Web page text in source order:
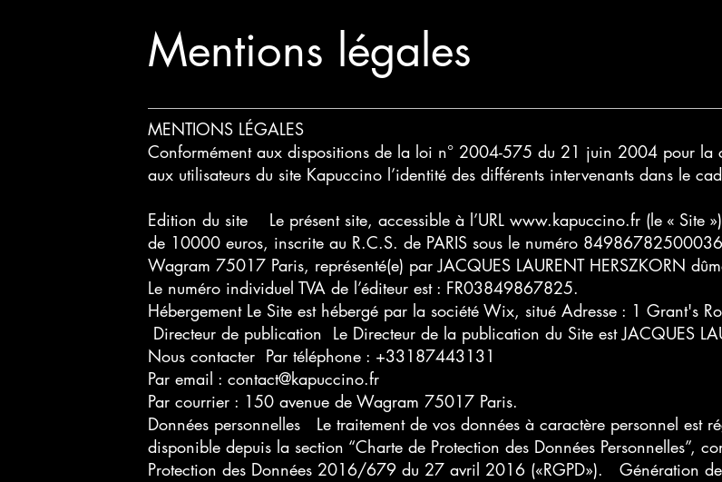
Mentions légales
MENTIONS LÉGALES
Conformément aux dispositions de la loi n° 2004-575 du 21 juin 2004 pour la
aux utilisateurs du site Kapuccino l’identité des différents intervenants dans le
Edition du site Le présent site, accessible à l’URLwww.kapuccino.fr (le « Site
de 10000 euros, inscrite au R.C.S. de PARIS sous le numéro
Wagram 75017 Paris, représenté(e) par JACQUES LAURENT HERSZKORN
Le numéro individuel TVA de l’éditeur est : FR03849867825.
Hébergement Le Site est hébergé par la société Wix, situé Adresse : 1 Grant's
Directeur de publication Le Directeur de la publication du Site est JACQUES
Nous contacter Par téléphone : +33187443131
Par email :contact@kapuccino.fr
Par courrier : 150 avenue de Wagram 75017 Paris.
Données personnelles Le traitement de vos données à caractère personnel est
disponible depuis la section “Charte de Protection des Données Personnelles”,
Protection des Données 2016/679 du 27 avril 2016 («RGPD»). Génération